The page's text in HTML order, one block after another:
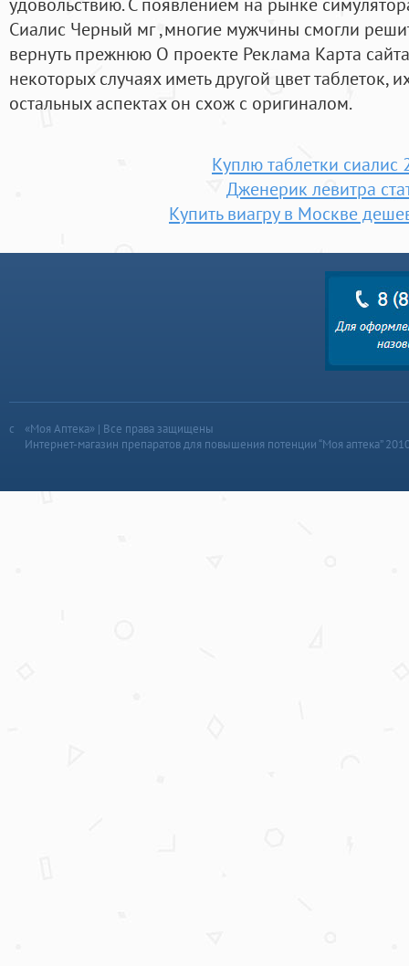
Сиалис Черный мг ,многие мужчины смогли
вернуть прежнюю О проекте Реклама Карта
некоторых случаях иметь другой цвет таблеток,
остальных аспектах он схож с оригиналом.
Куплю таблетки сиалис
Дженерик левитра
Купить виагру в Москве
«Моя Аптека» | Все права защищены
Интернет-магазин препаратов для повышения потенции “Моя аптека”